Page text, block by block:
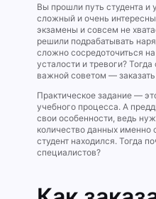
Вы прошли путь студента и
сложный и очень
экзамены и совсем не
решили подрабатывать
сложно сосредоточиться
усталости и тревоги?
важной советом —
Практическое задание —
учебного процесса. А
свои особенности, ведь
количество данных именно
студент находился. Тогда
специалистов?